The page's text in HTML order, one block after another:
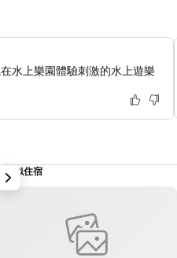
水上樂園體驗刺激的水上遊樂
類似住宿
下一步